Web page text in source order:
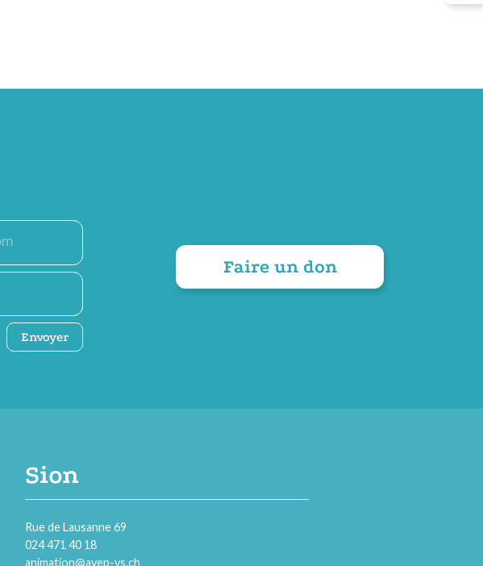
Envoyer
Faire un don
Sion
Rue de Lausanne 69
024 471 40 18
animation@avep-vs.ch